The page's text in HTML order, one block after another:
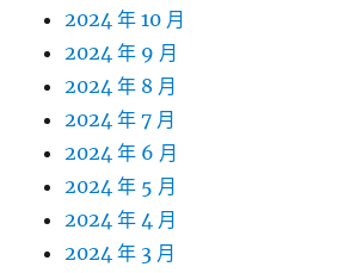
2024 年 10 月
2024 年 9 月
2024 年 8 月
2024 年 7 月
2024 年 6 月
2024 年 5 月
2024 年 4 月
2024 年 3 月